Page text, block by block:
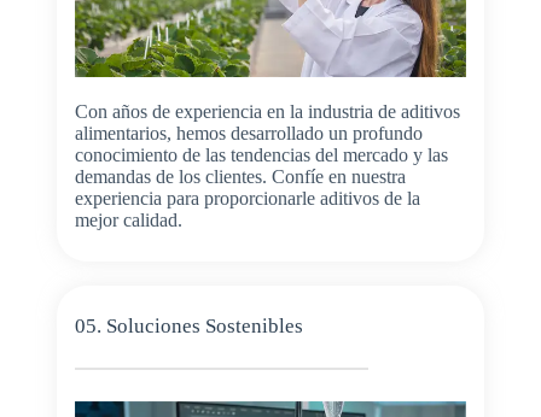
Con años de experiencia en la industria de aditivos
alimentarios, hemos desarrollado un profundo
conocimiento de las tendencias del mercado y las
demandas de los clientes. Confíe en nuestra
experiencia para proporcionarle aditivos de la
mejor calidad.
05. Soluciones Sostenibles